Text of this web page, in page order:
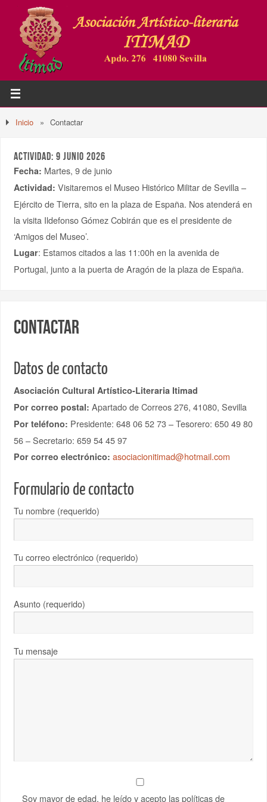
Inicio » Contactar
ACTIVIDAD: 9 JUNIO 2026
Fecha: Martes, 9 de junio
Actividad: Visitaremos el Museo Histórico Militar de Sevilla –
Ejército de Tierra, sito en la plaza de España. Nos atenderá en
la visita Ildefonso Gómez Cobirán que es el presidente de
‘Amigos del Museo’.
Lugar: Estamos citados a las 11:00h en la avenida de
Portugal, junto a la puerta de Aragón de la plaza de España.
Contactar
Datos de contacto
Asociación Cultural Artístico-Literaria Itimad
Por correo postal: Apartado de Correos 276, 41080, Sevilla
Por teléfono: Presidente: 648 06 52 73 – Tesorero: 650 49 80
56 – Secretario: 659 54 45 97
Por correo electrónico: asociacionitimad@hotmail.com
Formulario de contacto
Tu nombre (requerido)
Tu correo electrónico (requerido)
Asunto (requerido)
Tu mensaje
Soy mayor de edad, he leído y acepto las políticas de